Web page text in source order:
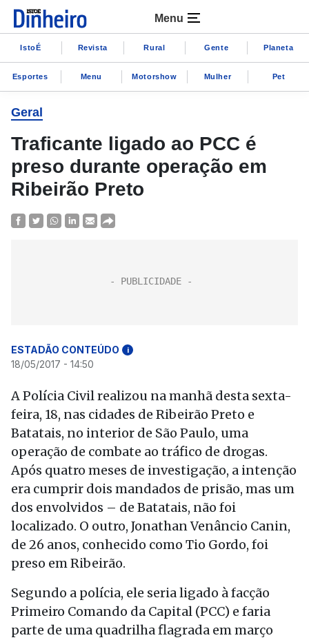
Menu
IstoÉ Revista Rural Gente Planeta
Esportes Menu Motorshow Mulher Pet
Geral
Traficante ligado ao PCC é
preso durante operação em
Ribeirão Preto
ESTADÃO CONTEÚDO i
18/05/2017 - 14:50
A Polícia Civil realizou na manhã desta sexta-
feira, 18, nas cidades de Ribeirão Preto e
Batatais, no interior de São Paulo, uma
operação de combate ao tráfico de drogas.
Após quatro meses de investigação, a intenção
era cumprir dois mandados de prisão, mas um
dos envolvidos – de Batatais, não foi
localizado. O outro, Jonathan Venâncio Canin,
de 26 anos, conhecido como Tio Gordo, foi
preso em Ribeirão.
Segundo a polícia, ele seria ligado à facção
Primeiro Comando da Capital (PCC) e faria
parte de uma quadrilha flagrada em março